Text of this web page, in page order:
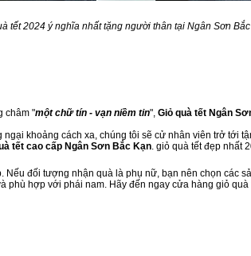
tết 2024 ý nghĩa nhất tặng người thân tại Ngân Sơn
châm "một chữ tín - vạn niềm tin", Giỏ quà tết Ngân
khoảng cách xa, chúng tôi sẽ cử nhân viên trở tới
tết cao cấp Ngân Sơn Bắc Kạn. giỏ quà tết đẹp nhất
đối tượng nhận quà là phụ nữ, bạn nên chọn các
phù hợp với phái nam. Hãy đến ngay cửa hàng giỏ